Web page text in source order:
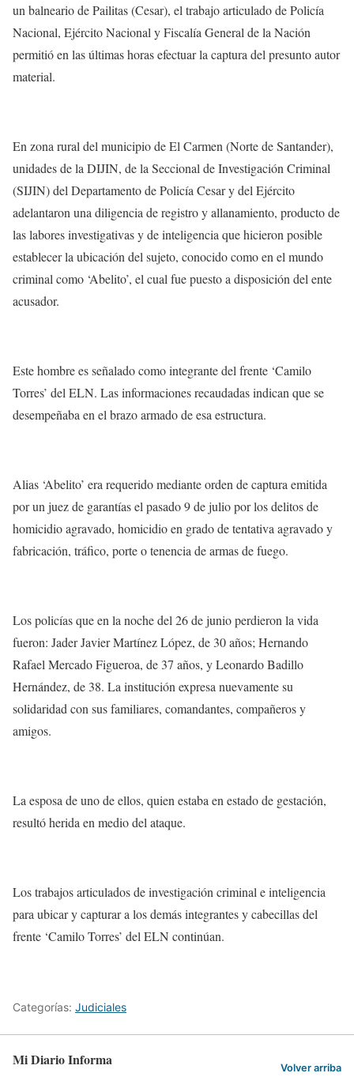
un balneario de Pailitas (Cesar), el trabajo articulado de Policía
Nacional, Ejército Nacional y Fiscalía General de la Nación
permitió en las últimas horas efectuar la captura del presunto autor
material.
En zona rural del municipio de El Carmen (Norte de Santander),
unidades de la DIJIN, de la Seccional de Investigación Criminal
(SIJIN) del Departamento de Policía Cesar y del Ejército
adelantaron una diligencia de registro y allanamiento, producto de
las labores investigativas y de inteligencia que hicieron posible
establecer la ubicación del sujeto, conocido como en el mundo
criminal como ‘Abelito’, el cual fue puesto a disposición del ente
acusador.
Este hombre es señalado como integrante del frente ‘Camilo
Torres’ del ELN. Las informaciones recaudadas indican que se
desempeñaba en el brazo armado de esa estructura.
Alias ‘Abelito’ era requerido mediante orden de captura emitida
por un juez de garantías el pasado 9 de julio por los delitos de
homicidio agravado, homicidio en grado de tentativa agravado y
fabricación, tráfico, porte o tenencia de armas de fuego.
Los policías que en la noche del 26 de junio perdieron la vida
fueron: Jader Javier Martínez López, de 30 años; Hernando
Rafael Mercado Figueroa, de 37 años, y Leonardo Badillo
Hernández, de 38. La institución expresa nuevamente su
solidaridad con sus familiares, comandantes, compañeros y
amigos.
La esposa de uno de ellos, quien estaba en estado de gestación,
resultó herida en medio del ataque.
Los trabajos articulados de investigación criminal e inteligencia
para ubicar y capturar a los demás integrantes y cabecillas del
frente ‘Camilo Torres’ del ELN continúan.
Categorías: Judiciales
Mi Diario Informa Volver arriba